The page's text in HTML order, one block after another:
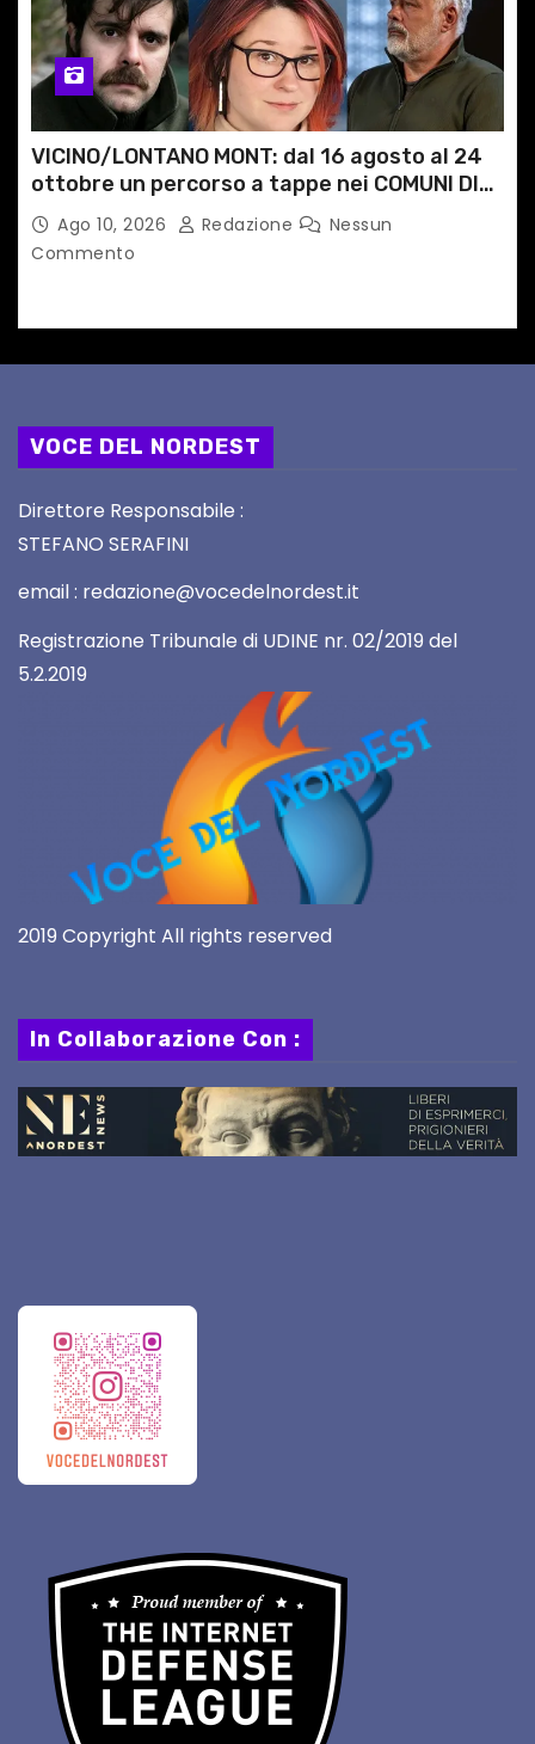
VICINO/LONTANO MONT: dal 16 agosto al 24
ottobre un percorso a tappe nei COMUNI DI
MONTAGNA DEL FVG
Ago 10, 2026 Redazione
Nessun
Commento
VOCE DEL NORDEST
Direttore Responsabile :
STEFANO SERAFINI
email : redazione@vocedelnordest.it
Registrazione Tribunale di UDINE nr. 02/2019 del
5.2.2019
2019 Copyright All rights reserved
In Collaborazione Con :